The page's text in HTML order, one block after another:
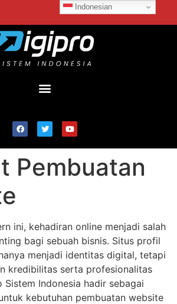
Pembuatan
ini, kehadiran online menjadi salah
bagi sebuah bisnis. Situs profil
menjadi identitas digital, tetapi
kredibilitas serta profesionalitas
Sistem Indonesia hadir sebagai
kebutuhan pembuatan website
Indonesian